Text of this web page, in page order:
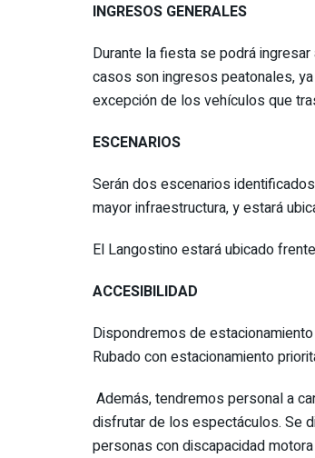
INGRESOS GENERALES
Durante la fiesta se podrá
casos son ingresos peatonales,
excepción de los vehículos que
ESCENARIOS
Serán dos escenarios
mayor infraestructura, y estará
El Langostino estará ubicado
ACCESIBILIDAD
Dispondremos de
Rubado con estacionamiento
Además, tendremos personal a
disfrutar de los espectáculos. Se
personas con discapacidad